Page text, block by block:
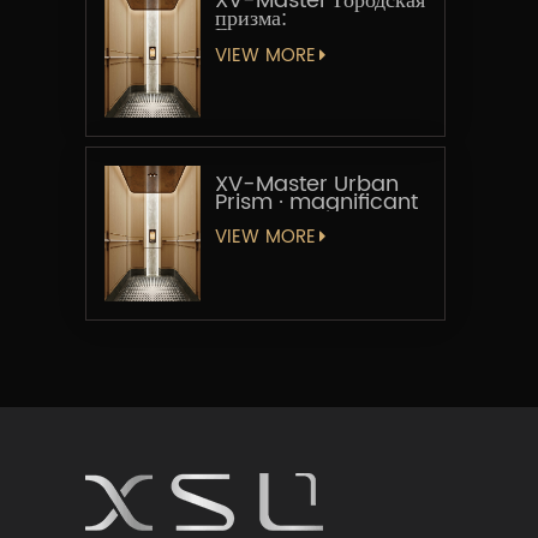
призма:
Геометрическая
увертюра
VIEW MORE
XV-Master Urban
Prism · magnificant
VIEW MORE